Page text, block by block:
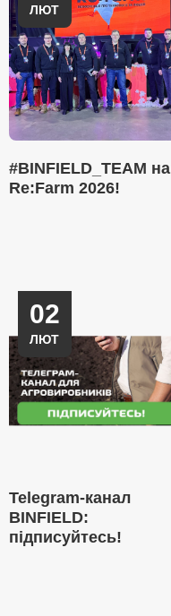
ЛЮТ
#BINFIELD_TEAM на
Re:Farm 2026!
02
ЛЮТ
Telegram-канал
BINFIELD:
підписуйтесь!